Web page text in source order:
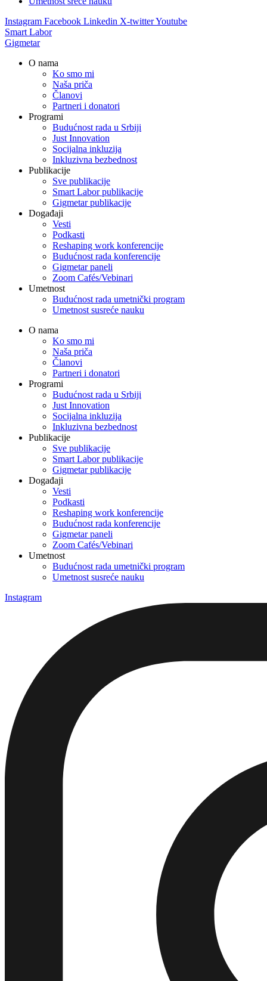
Instagram Facebook Linkedin X-twitterYoutube
Smart Labor
Gigmetar
O nama
Ko smo mi
Naša priča
Članovi
Partneri i donatori
Programi
Budućnost rada u Srbiji
Just Innovation
Socijalna inkluzija
Inkluzivna bezbednost
Publikacije
Sve publikacije
Smart Labor publikacije
Gigmetar publikacije
Događaji
Vesti
Podkasti
Reshaping work konferencije
Budućnost rada konferencije
Gigmetar paneli
Zoom Cafés/Vebinari
Umetnost
Budućnost rada umetnički program
Umetnost susreće nauku
O nama
Ko smo mi
Naša priča
Članovi
Partneri i donatori
Programi
Budućnost rada u Srbiji
Just Innovation
Socijalna inkluzija
Inkluzivna bezbednost
Publikacije
Sve publikacije
Smart Labor publikacije
Gigmetar publikacije
Događaji
Vesti
Podkasti
Reshaping work konferencije
Budućnost rada konferencije
Gigmetar paneli
Zoom Cafés/Vebinari
Umetnost
Budućnost rada umetnički program
Umetnost susreće nauku
Instagram